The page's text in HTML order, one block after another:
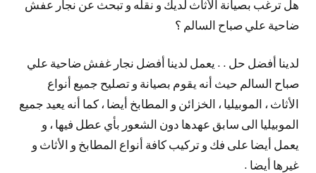
هل ترغب بصيانة الأثاث لديك و نقله و تبحث عن نجار عفش
ضاحية علي صباح السالم ؟
لدينا أفضل حل . . يعمل لدينا أفضل نجار غفش ضاحية علي
صباح السالم حيث أنه يقوم بصيانة و تصليح جميع أنواع
الأثاث ، الموبيليا ، الخزائن و المطابخ أيضا ، كما أنه يعيد جميع
الموبيليا الى سابق عهدها دون الشعور بأي عطل فيها ، و
يعمل أيضا على فك و تركيب كافة أنواع المطابخ و الأثاث و
غيرها أيضا .